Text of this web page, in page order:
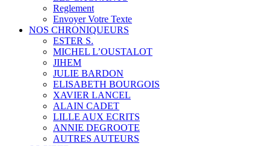
Reglement
Envoyer Votre Texte
NOS CHRONIQUEURS
ESTER S.
MICHEL L’OUSTALOT
JIHEM
JULIE BARDON
ELISABETH BOURGOIS
XAVIER LANCEL
ALAIN CADET
LILLE AUX ECRITS
ANNIE DEGROOTE
AUTRES AUTEURS